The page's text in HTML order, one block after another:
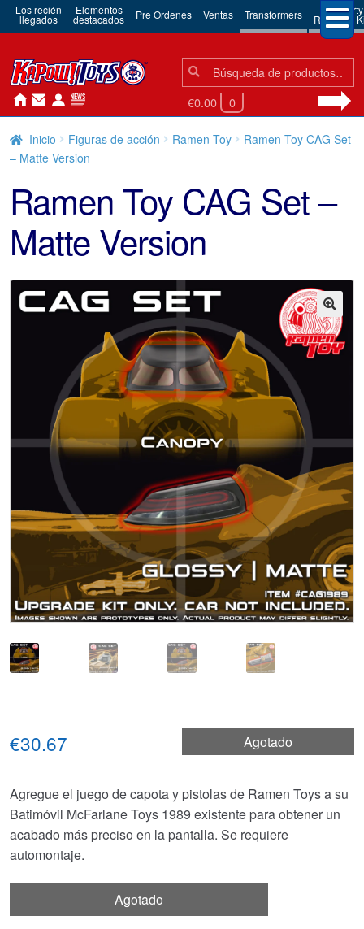
Los recién
llegados
Elementos
destacados Pre Ordenes Ventas Transformers 3rd Party
Robots &
Búsqueda:
Búsqueda
€0.00 0
Inicio Figuras de acción Ramen Toy
Ramen Toy CAG Set
– Matte Version
Ramen Toy CAG Set –
Matte Version
🔍
Agotado
€30.67
Agregue el juego de capota y pistolas de Ramen Toys a su
Batimóvil McFarlane Toys 1989 existente para obtener un
acabado más preciso en la pantalla. Se requiere
automontaje.
Agotado